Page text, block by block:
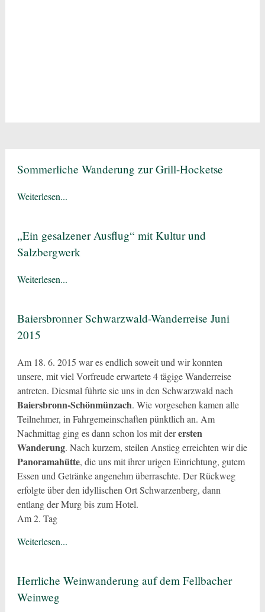
Sommerliche Wanderung zur Grill-Hocketse
Weiterlesen...
„Ein gesalzener Ausflug“ mit Kultur und
Salzbergwerk
Weiterlesen...
Baiersbronner Schwarzwald-Wanderreise Juni
2015
Am 18. 6. 2015 war es endlich soweit und wir konnten
unsere, mit viel Vorfreude erwartete 4 tägige Wanderreise
antreten. Diesmal führte sie uns in den Schwarzwald nach
Baiersbronn-Schönmünzach. Wie vorgesehen kamen alle
Teilnehmer, in Fahrgemeinschaften pünktlich an. Am
Nachmittag ging es dann schon los mit derersten
Wanderung. Nach kurzem, steilen Anstieg erreichten wir die
Panoramahütte, die uns mit ihrer urigen Einrichtung, gutem
Essen und Getränke angenehm überraschte. Der Rückweg
erfolgte über den idyllischen Ort Schwarzenberg, dann
entlang der Murg bis zum Hotel.
Am 2. Tag
Weiterlesen...
Herrliche Weinwanderung auf dem Fellbacher
Weinweg